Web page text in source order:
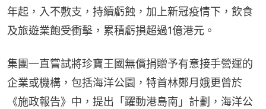
年起，入不敷支，持續虧蝕，加上新冠疫情下，飲食
及旅遊業飽受衝擊，累積虧損超過1億港元。
集團一直嘗試將珍寶王國無償捐贈予有意接手營運的
企業或機構，包括海洋公園，特首林鄭月娥更曾於
《施政報告》中，提出「躍動港島南」計劃，海洋公